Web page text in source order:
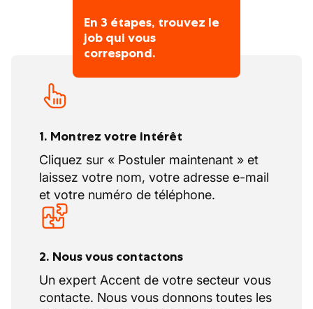
réseau d'agences en Belgique : une forte
présence en ligne et des entreprises sœurs
comme Nowjobs et CTRL-F, nous trouvons
toujours le bon emploi pour le bon candidat,
sous n'importe quelle forme de contrat.
En 3 étapes, trouvez le
job qui vous
correspond.
1. Montrez votre intérêt
Cliquez sur « Postuler maintenant » et
laissez votre nom, votre adresse e-mail
et votre numéro de téléphone.
2. Nous vous contactons
Un expert Accent de votre secteur vous
contacte. Nous vous donnons toutes les